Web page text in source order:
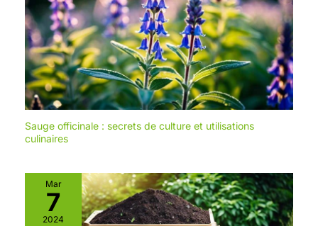
Sauge officinale : secrets de culture et utilisations
culinaires
Mar
7
2024